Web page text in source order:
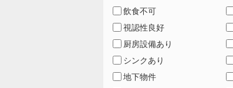
飲食不可
視認性良好
厨房設備あり
シンクあり
地下物件